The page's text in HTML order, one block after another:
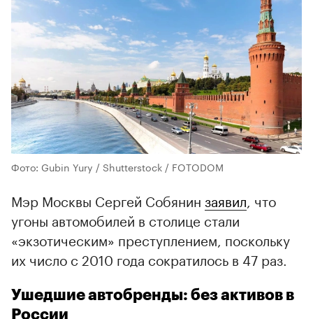
Фото: Gubin Yury / Shutterstock / FOTODOM
Мэр Москвы Сергей Собянин заявил , что
угоны автомобилей в столице стали
«экзотическим» преступлением, поскольку
их число с 2010 года сократилось в 47 раз.
Ушедшие автобренды: без активов в
России